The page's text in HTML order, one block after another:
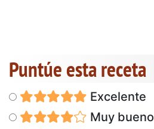
Puntúe esta receta
Excelente
Muy bueno